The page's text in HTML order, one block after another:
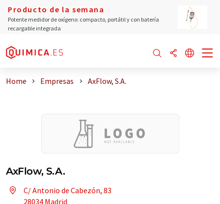
Producto de la semana
Potente medidor de oxígeno: compacto, portátil y con batería
recargable integrada
Home Empresas AxFlow, S.A.
AxFlow, S.A.
C/ Antonio de Cabezón, 83
28034 Madrid